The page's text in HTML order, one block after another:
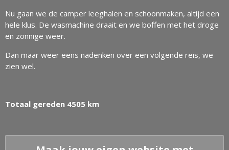
Nu gaan we de camper leeghalen en schoonmaken, altijd een
hele klus. De wasmachine draait en we boffen met het droge
en zonnige weer.
Dan maar weer eens nadenken over een volgende reis, we
zien wel.
Totaal gereden 4505 km